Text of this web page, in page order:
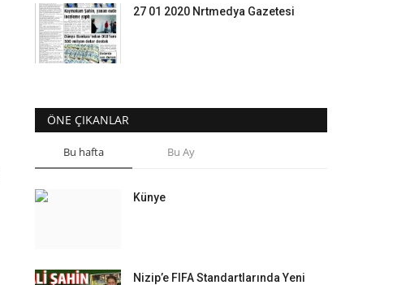
27 01 2020 Nrtmedya Gazetesi
ÖNE ÇIKANLAR
Bu hafta Bu Ay
Künye
Nizip’e FIFA Standartlarında Yeni